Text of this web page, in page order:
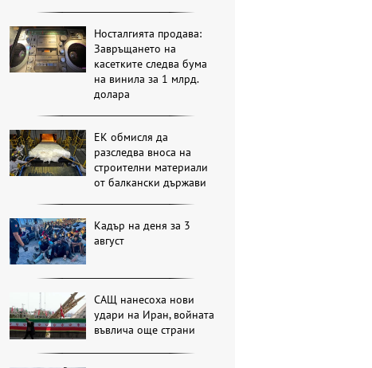
Носталгията продава:
Завръщането на
касетките следва бума
на винила за 1 млрд.
долара
ЕК обмисля да
разследва вноса на
строителни материали
от балкански държави
Кадър на деня за 3
август
САЩ нанесоха нови
удари на Иран, войната
въвлича още страни